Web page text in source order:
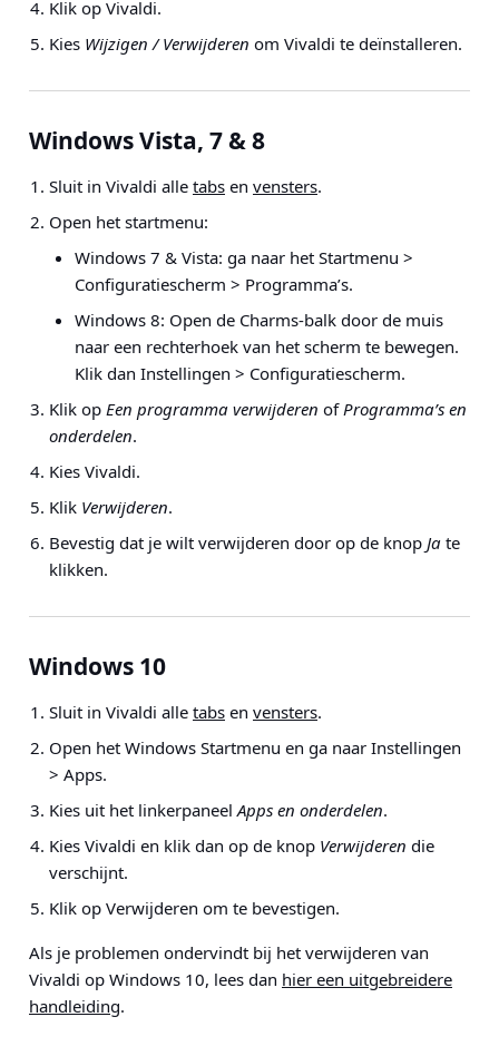
Klik op Vivaldi.
Kies Wijzigen / Verwijderen om Vivaldi te deïnstalleren.
Windows Vista, 7 & 8
Sluit in Vivaldi alle tabs en vensters.
Open het startmenu:
Windows 7 & Vista: ga naar het Startmenu >
Configuratiescherm > Programma’s.
Windows 8: Open de Charms-balk door de muis
naar een rechterhoek van het scherm te bewegen.
Klik dan Instellingen > Configuratiescherm.
Klik op Een programma verwijderen ofProgramma’s en
onderdelen.
Kies Vivaldi.
Klik Verwijderen.
Bevestig dat je wilt verwijderen door op de knop Ja te
klikken.
Windows 10
Sluit in Vivaldi alle tabs en vensters.
Open het Windows Startmenu en ga naar Instellingen
> Apps.
Kies uit het linkerpaneelApps en onderdelen.
Kies Vivaldi en klik dan op de knop Verwijderen die
verschijnt.
Klik op Verwijderen om te bevestigen.
Als je problemen ondervindt bij het verwijderen van
Vivaldi op Windows 10, lees dan hier een uitgebreidere
handleiding.